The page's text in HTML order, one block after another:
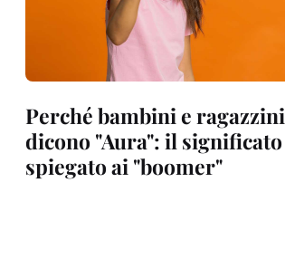
Perché bambini e ragazzini
dicono "Aura": il significato
spiegato ai "boomer"